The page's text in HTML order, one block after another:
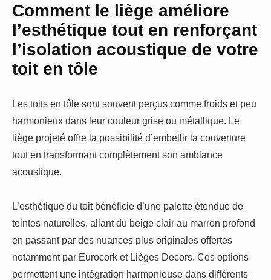
Comment le liège améliore
l’esthétique tout en renforçant
l’isolation acoustique de votre
toit en tôle
Les toits en tôle sont souvent perçus comme froids et peu
harmonieux dans leur couleur grise ou métallique. Le
liège projeté offre la possibilité d’embellir la couverture
tout en transformant complètement son ambiance
acoustique.
L’esthétique du toit bénéficie d’une palette étendue de
teintes naturelles, allant du beige clair au marron profond
en passant par des nuances plus originales offertes
notamment par Eurocork et Lièges Decors. Ces options
permettent une intégration harmonieuse dans différents